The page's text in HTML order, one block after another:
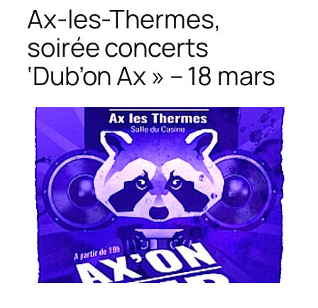
Ax-les-Thermes,
soirée concerts
‘Dub’on Ax » – 18 mars